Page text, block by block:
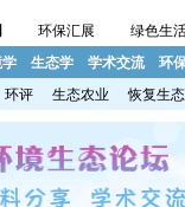
环保汇展
绿色生
生态学 学术交流
环
环评 生态农业 恢复生态